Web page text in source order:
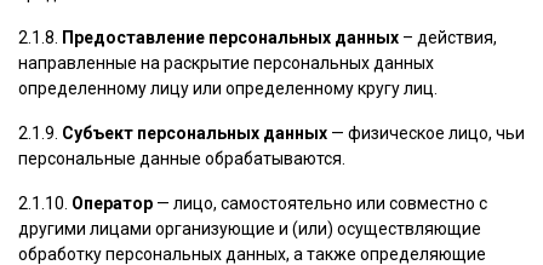
2.1.8. Предоставление персональных данных – действия,
направленные на раскрытие персональных данных
определенному лицу или определенному кругу лиц.
2.1.9. Субъект персональных данных — физическое лицо, чьи
персональные данные обрабатываются.
2.1.10. Оператор — лицо, самостоятельно или совместно с
другими лицами организующие и (или) осуществляющие
обработку персональных данных, а также определяющие